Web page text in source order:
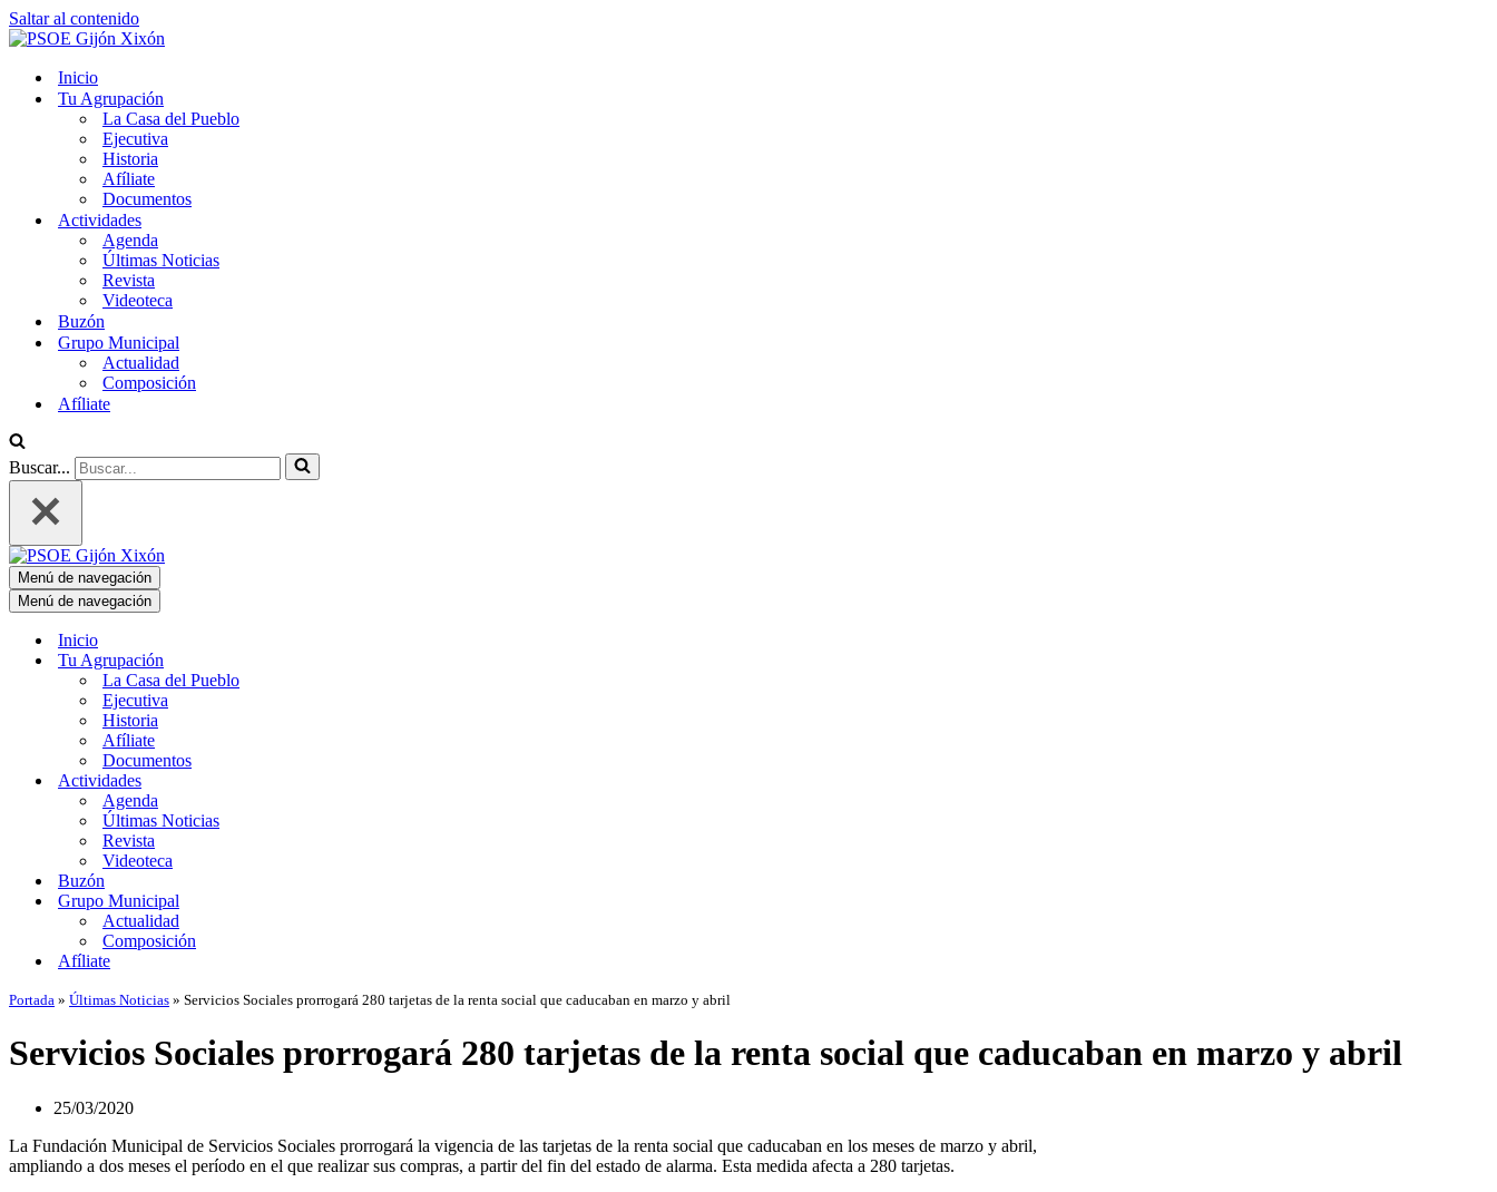
Saltar al contenido
Inicio
Tu Agrupación
La Casa del Pueblo
Ejecutiva
Historia
Afíliate
Documentos
Actividades
Agenda
Últimas Noticias
Revista
Videoteca
Buzón
Grupo Municipal
Actualidad
Composición
Afíliate
Buscar...
Menú de navegación
Menú de navegación
Inicio
Tu Agrupación
La Casa del Pueblo
Ejecutiva
Historia
Afíliate
Documentos
Actividades
Agenda
Últimas Noticias
Revista
Videoteca
Buzón
Grupo Municipal
Actualidad
Composición
Afíliate
Portada » Últimas Noticias » Servicios Sociales prorrogará 280 tarjetas de la renta social que caducaban en marzo y abril
Servicios Sociales prorrogará 280 tarjetas de la renta social que caducaban en marzo y abril
25/03/2020
La Fundación Municipal de Servicios Sociales prorrogará la vigencia de las tarjetas de la renta social que caducaban en los meses de marzo y abril,
ampliando a dos meses el período en el que realizar sus compras, a partir del fin del estado de alarma. Esta medida afecta a 280 tarjetas.